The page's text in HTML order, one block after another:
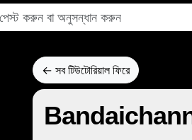
← সব টিউটোরিয়াল ফিরে